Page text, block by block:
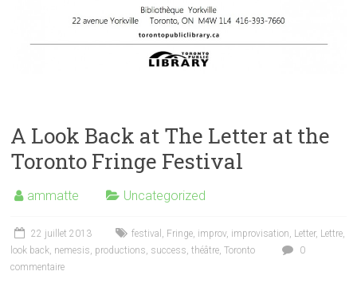
A Look Back at The Letter at the
Toronto Fringe Festival
ammatte Uncategorized
22 juillet 2013 festival , Fringe, improv, improvisation, Letter, Lettre,
look back, nemesis, productions, success,théâtre,Toronto
0
commentaire